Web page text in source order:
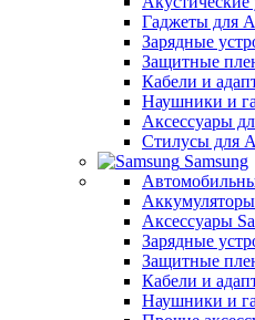
Гаджеты для
Зарядные
Защитные
Кабели и
Наушники и
Аксессуары
Стилусы для
Samsung
Аксессуары
Зарядные
Защитные
Кабели и
Наушники и